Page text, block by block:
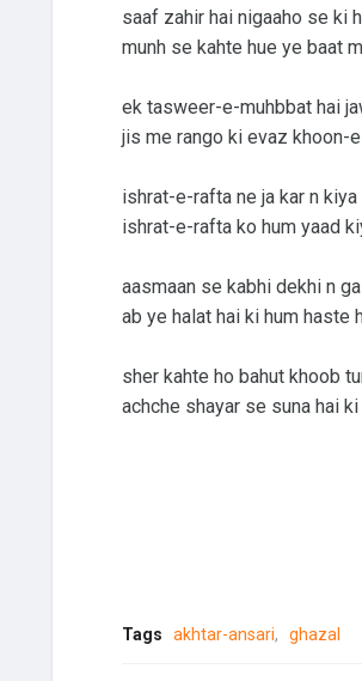
saaf zahir hai nigaaho se ki
munh se kahte hue ye baat
ek tasweer-e-muhbbat hai
jis me rango ki evaz khoon-
ishrat-e-rafta ne ja kar n kiya
ishrat-e-rafta ko hum yaad
aasmaan se kabhi dekhi n
ab ye halat hai ki hum haste
sher kahte ho bahut khoob
achche shayar se suna hai
Tags akhtar-ansari ghazal